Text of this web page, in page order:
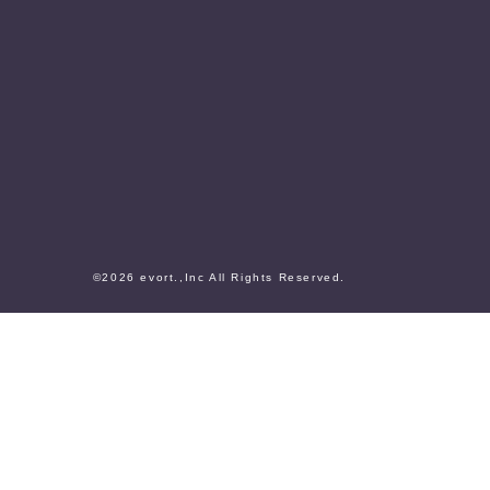
©2026 evort.,Inc All Rights Reserved.